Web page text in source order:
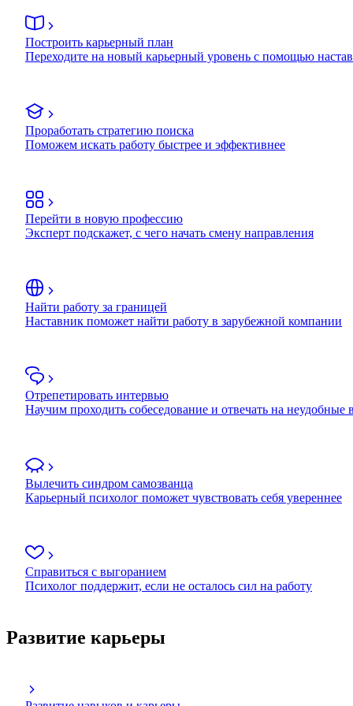
Построить карьерный план
Переходите на новый карьерный уровень с помощью
Проработать стратегию поиска
Поможем искать работу быстрее и эффективнее
Перейти в новую профессию
Эксперт подскажет, с чего начать смену направления
Найти работу за границей
Наставник поможет найти работу в зарубежной компании
Отрепетировать интервью
Научим проходить собеседование и отвечать на неудобные
Вылечить синдром самозванца
Карьерный психолог поможет чувствовать себя увереннее
Справиться с выгоранием
Психолог поддержит, если не осталось сил на работу
Развитие карьеры